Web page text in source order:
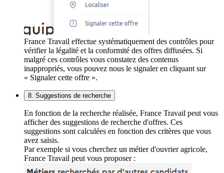
France Travail effectue systématiquement des contrôles pour
vérifier la légalité et la conformité des offres diffusées. Si
malgré ces contrôles vous constatez des contenus
inappropriés, vous pouvez nous le signaler en cliquant sur
« Signaler cette offre ».
8. Suggestions de recherche
En fonction de la recherche réalisée, France Travail peut vous
afficher des suggestions de recherche d'offres. Ces
suggestions sont calculées en fonction des critères que vous
avez saisis.
Par exemple si vous cherchez un métier d'ouvrier agricole,
France Travail peut vous proposer :